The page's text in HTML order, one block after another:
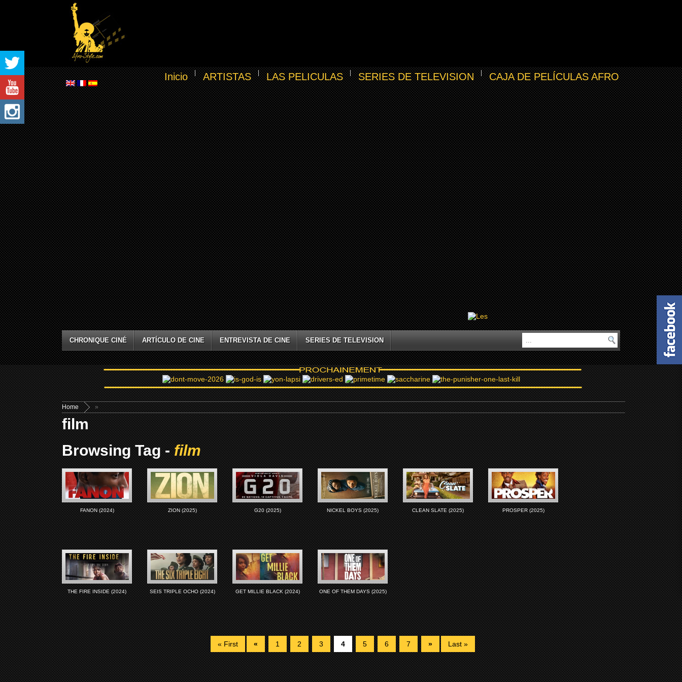
Inicio ARTISTAS LAS PELICULAS SERIES DE TELEVISION CAJA DE PELÍCULAS AFRO
CHRONIQUE CINÉ ARTÍCULO DE CINE ENTREVISTA DE CINE SERIES DE TELEVISION
Home »
film
Browsing Tag -film
FANON (2024) ZION (2025) G20 (2025) NICKEL BOYS (2025) CLEAN SLATE (2025) PROSPER (2025)
THE FIRE INSIDE (2024) SEIS TRIPLE OCHO (2024) GET MILLIE BLACK (2024) ONE OF THEM DAYS (2025)
« First « 1 2 3 4 5 6 7 » Last »